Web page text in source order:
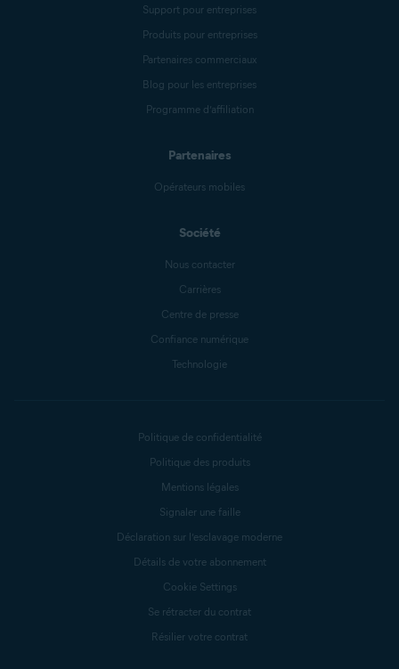
Support pour entreprises
Produits pour entreprises
Partenaires commerciaux
Blog pour les entreprises
Programme d’affiliation
Partenaires
Opérateurs mobiles
Société
Nous contacter
Carrières
Centre de presse
Confiance numérique
Technologie
Politique de confidentialité
Politique des produits
Mentions légales
Signaler une faille
Déclaration sur l’esclavage moderne
Détails de votre abonnement
Cookie Settings
Se rétracter du contrat
Résilier votre contrat